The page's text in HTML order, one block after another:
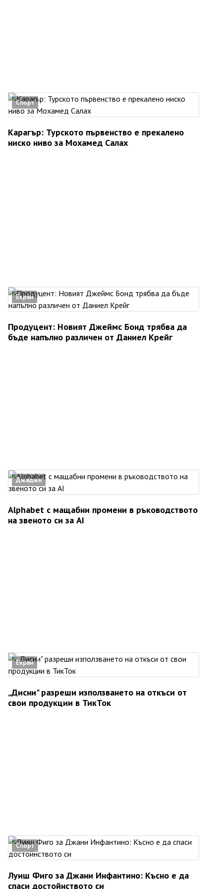
Спорт
Карагър: Турското първенство е прекалено
ниско ниво за Мохамед Салах
Екран
Продуцент: Новият Джеймс Бонд трябва да
бъде напълно различен от Даниел Крейг
Джаджи
Alphabet с мащабни промени в ръководството
на звеното си за AI
Екран
„Дисни" разреши използването на откъси от
свои продукции в ТикТок
Спорт
Луиш Фиго за Джани Инфантино: Късно е да
спаси достойнството си